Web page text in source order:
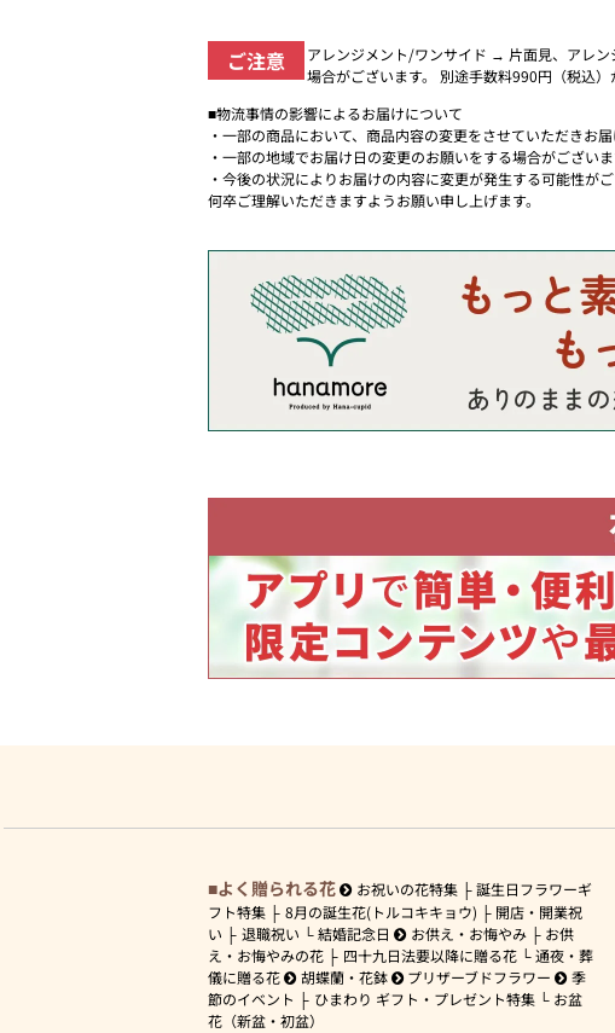
ご注意
アレンジメント/ワンサイド → 片面見、アレ
場合がございます。 別途手数料990円（税込
■物流事情の影響によるお届けについて
・一部の商品において、商品内容の変更をさせていただきお
・一部の地域でお届け日の変更のお願いをする場合がございま
・今後の状況によりお届けの内容に変更が発生する可能性がご
何卒ご理解いただきますようお願い申し上げます。
よく贈られる花 お祝いの花特集
誕生日フラワーギ
フト特集
8月の誕生花(トルコキキョウ)
開店・開業祝
い
退職祝い 結婚記念日 お供え・お悔やみ
お供
え・お悔やみの花
四十九日法要以降に贈る花
通夜・葬
儀に贈る花
胡蝶蘭・花鉢 プリザーブドフラワー
季
節のイベント
ひまわり ギフト・プレゼント特集
お盆
花（新盆・初盆）